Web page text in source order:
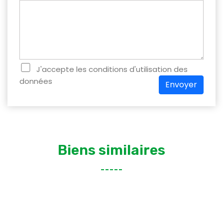
J'accepte les conditions d'utilisation des
données
Envoyer
Biens similaires